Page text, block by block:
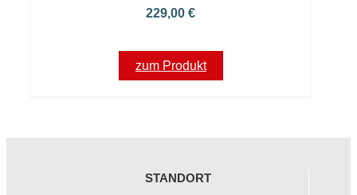
229,00€
zum Produkt
STANDORT